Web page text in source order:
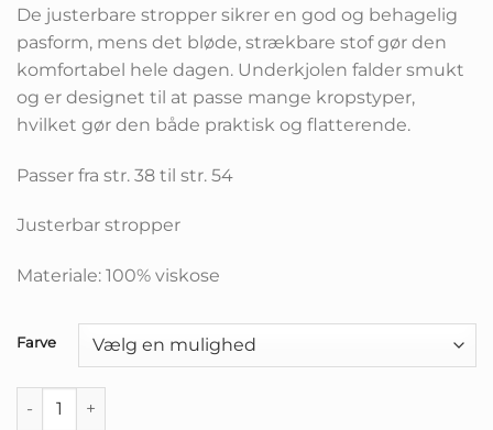
De justerbare stropper sikrer en god og behagelig
pasform, mens det bløde, strækbare stof gør den
komfortabel hele dagen. Underkjolen falder smukt
og er designet til at passe mange kropstyper,
hvilket gør den både praktisk og flatterende.
Passer fra str. 38 til str. 54
Justerbar stropper
Materiale: 100% viskose
Farve
Luna Underkjole med Smuk Blondekant - Kort antal